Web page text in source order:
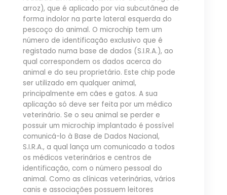
arroz), que é aplicado por via subcutânea de
forma indolor na parte lateral esquerda do
pescoço do animal. O microchip tem um
número de identificação exclusivo que é
registado numa base de dados (S.I.R.A.), ao
qual correspondem os dados acerca do
animal e do seu proprietário. Este chip pode
ser utilizado em qualquer animal,
principalmente em cães e gatos. A sua
aplicação só deve ser feita por um médico
veterinário. Se o seu animal se perder e
possuir um microchip implantado é possível
comunicá-lo à Base de Dados Nacional,
S.I.R.A., a qual lança um comunicado a todos
os médicos veterinários e centros de
identificação, com o número pessoal do
animal. Como as clínicas veterinárias, vários
canis e associações possuem leitores